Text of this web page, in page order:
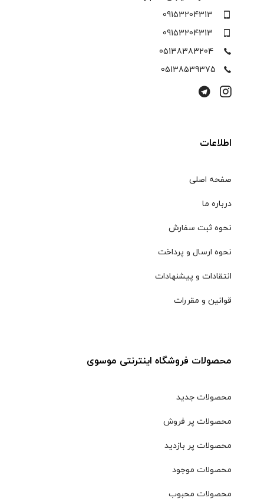
09153204313
09153204313
05138383204
05138539375
اطلاعات
صفحه اصلی
درباره ما
نحوه ثبت سفارش
نحوه ارسال و پرداخت
انتقادات و پیشنهادات
قوانین و مقررات
محصولات فروشگاه اینترنتی موسوی
محصولات جدید
محصولات پر فروش
محصولات پر بازدید
محصولات موجود
محصولات محبوب